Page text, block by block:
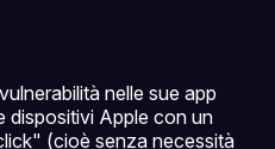
nelle sue app
dispositivi Apple con un
(cioè senza necessità